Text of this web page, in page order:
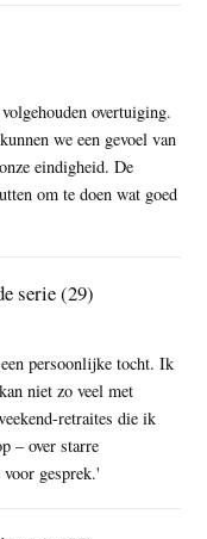
overtuiging.
we een gevoel van
eindigheid. De
om te doen wat goed
serie (29)
persoonlijke tocht. Ik
niet zo veel met
retraites die ik
– over starre
gesprek.'